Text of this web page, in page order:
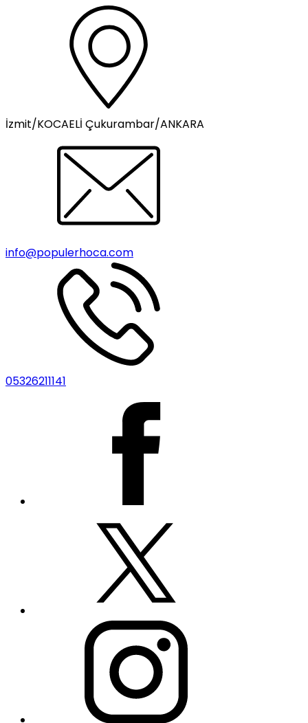
İzmit/KOCAELİ Çukurambar/ANKARA
info@populerhoca.com
05326211141